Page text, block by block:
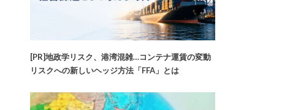
[PR]地政学リスク、港湾混雑…コンテナ運賃の変動
リスクへの新しいヘッジ方法「FFA」とは